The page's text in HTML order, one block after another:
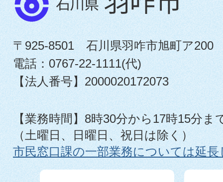
〒925-8501 石川県羽咋市旭町ア200
電話：0767-22-1111(代)
【法人番号】2000020172073
【業務時間】8時30分から17時15分ま
（土曜日、日曜日、祝日は除く）
市民窓口課の一部業務については延